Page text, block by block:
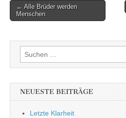
Post
navigation
← Alle Brüder werden
Menschen
Suchen
nach:
NEUESTE BEITRÄGE
Letzte Klarheit